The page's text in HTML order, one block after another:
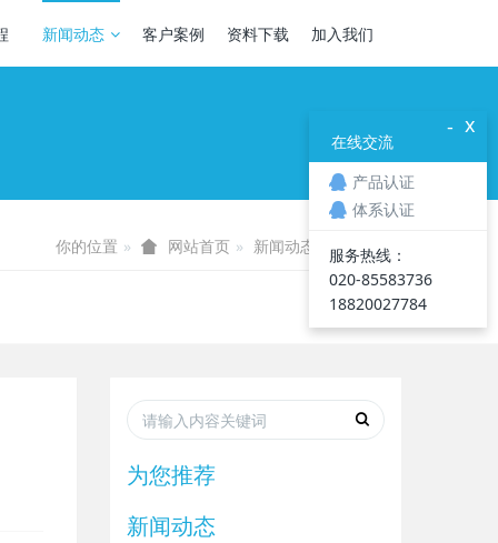
新闻动态 客户案例 资料下载 加入我们
你的位置 网站首页 新闻动态 行业资讯
为您推荐
新闻动态
x
-
在线交流
产品认证
体系认证
服务热线：
020-85583736
18820027784